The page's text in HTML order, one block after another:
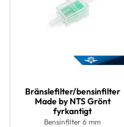
Bränslefilter/bensinfilter
Made by NTS Grönt
fyrkantigt
Bensinfilter 6 mm